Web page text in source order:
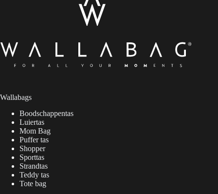
Wallabags
Boodschappentas
Luiertas
Mom Bag
Puffer tas
Shopper
Sporttas
Strandtas
Teddy tas
Tote bag